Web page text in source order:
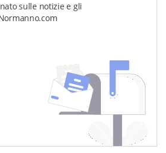
sulle notizie e gli